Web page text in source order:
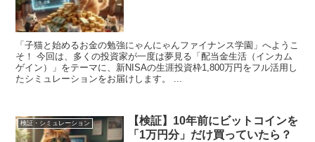
「子猫と始めるお金の勉強にゃんにゃんファイナンス学園」へようこ
そ！ 今回は、多くの投資家が一度は夢見る「配当金生活（インカム
ゲイン）」をテーマに、新NISAの生涯投資枠1,800万円をフル活用し
たシミュレーションをお届けします。 ...
検証・シミュレーション
【検証】10年前にビットコインを
「1万円分」だけ買っていたら？